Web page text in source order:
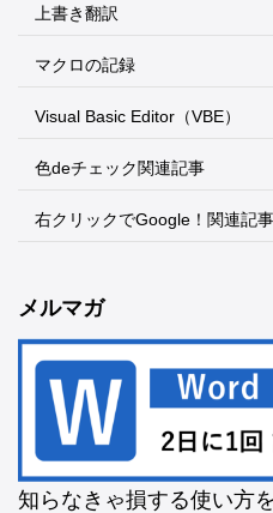
上書き翻訳
マクロの記録
Visual Basic Editor（VBE）
色deチェック関連記事
右クリックでGoogle！関連記事
メルマガ
知らなきゃ損する使い方